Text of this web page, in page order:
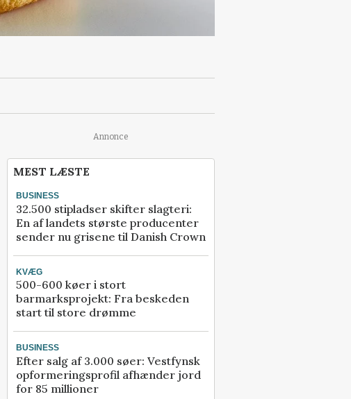
Annonce
MEST LÆSTE
BUSINESS
32.500 stipladser skifter slagteri:
En af landets største producenter
sender nu grisene til Danish Crown
KVÆG
500-600 køer i stort
barmarksprojekt: Fra beskeden
start til store drømme
BUSINESS
Efter salg af 3.000 søer: Vestfynsk
opformeringsprofil afhænder jord
for 85 millioner